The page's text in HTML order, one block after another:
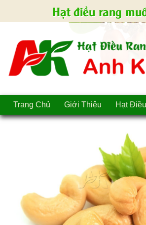
Hạt điều rang
Trang Chủ Giới Thiệu Hạt